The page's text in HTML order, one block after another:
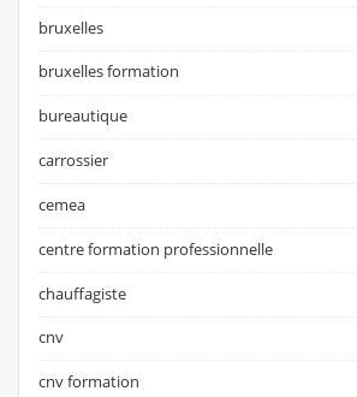
bruxelles
bruxelles formation
bureautique
carrossier
cemea
centre formation professionnelle
chauffagiste
cnv
cnv formation